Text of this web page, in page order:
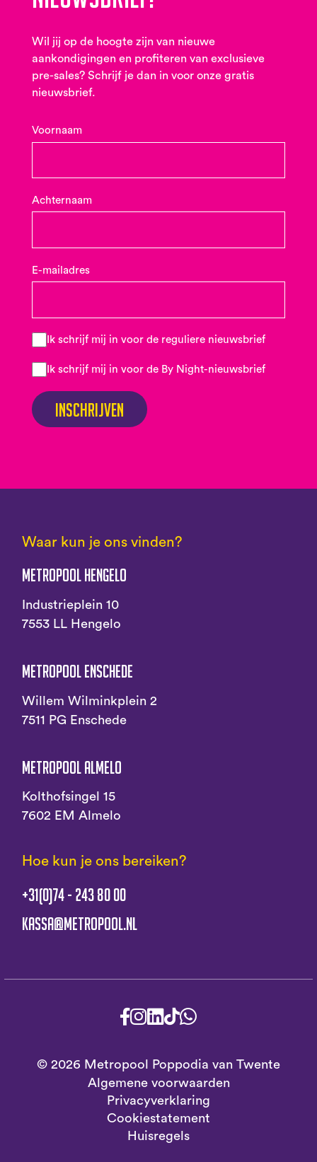
Wil jij op de hoogte zijn van nieuwe
aankondigingen en profiteren van exclusieve
pre-sales? Schrijf je dan in voor onze gratis
nieuwsbrief.
Voornaam
Achternaam
E-mailadres
Ik schrijf mij in voor de reguliere nieuwsbrief
Ik schrijf mij in voor de By Night-nieuwsbrief
Inschrijven
Waar kun je ons vinden?
Metropool Hengelo
Industrieplein 10
7553 LL Hengelo
Metropool Enschede
Willem Wilminkplein 2
7511 PG Enschede
Metropool Almelo
Kolthofsingel 15
7602 EM Almelo
Hoe kun je ons bereiken?
+31(0)74 - 243 80 00
kassa@metropool.nl
© 2026 Metropool Poppodia van Twente
Algemene voorwaarden
Privacyverklaring
Cookiestatement
Huisregels